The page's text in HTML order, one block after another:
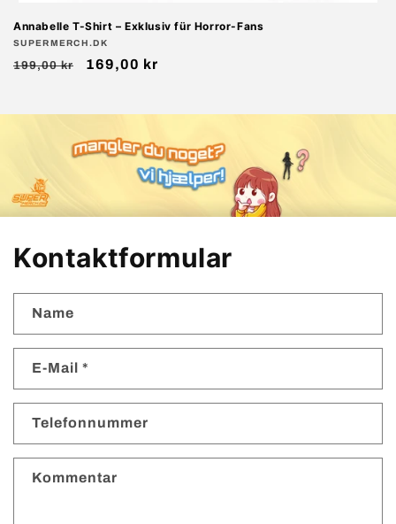
Annabelle T-Shirt – Exklusiv für Horror-Fans
Anbieter:
SUPERMERCH.DK
Normaler
199,00 kr Verkaufspreis
169,00 kr
Kontaktformular
Name
E-Mail *
Telefonnummer
Kommentar